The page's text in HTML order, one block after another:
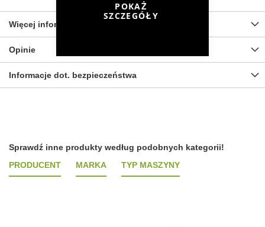
POKAŻ
SZCZEGÓŁY
Więcej informacji
Opinie
Informacje dot. bezpieczeństwa
Sprawdź inne produkty według podobnych kategorii!
PRODUCENT
MARKA TYP MASZYNY